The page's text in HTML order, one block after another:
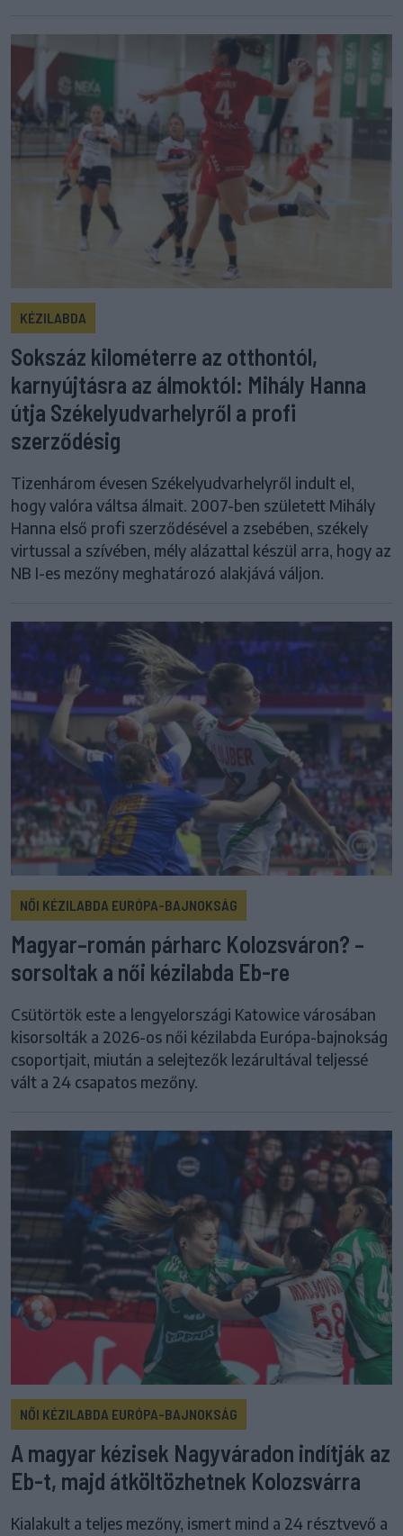
KÉZILABDA
Sokszáz kilométerre az otthontól,
karnyújtásra az álmoktól: Mihály Hanna
útja Székelyudvarhelyről a profi
szerződésig
Tizenhárom évesen Székelyudvarhelyről indult el,
hogy valóra váltsa álmait. 2007-ben született Mihály
Hanna első profi szerződésével a zsebében, székely
virtussal a szívében, mély alázattal készül arra, hogy az
NB I-es mezőny meghatározó alakjává váljon.
NŐI KÉZILABDA EURÓPA-BAJNOKSÁG
Magyar–román párharc Kolozsváron? –
sorsoltak a női kézilabda Eb-re
Csütörtök este a lengyelországi Katowice városában
kisorsolták a 2026-os női kézilabda Európa-bajnokság
csoportjait, miután a selejtezők lezárultával teljessé
vált a 24 csapatos mezőny.
NŐI KÉZILABDA EURÓPA-BAJNOKSÁG
A magyar kézisek Nagyváradon indítják az
Eb-t, majd átköltözhetnek Kolozsvárra
Kialakult a teljes mezőny, ismert mind a 24 résztvevő a